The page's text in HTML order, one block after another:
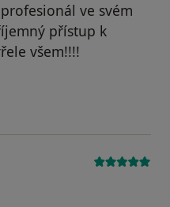
ve svém
přístup k
všem!!!!
Váš účet byl odstraněn